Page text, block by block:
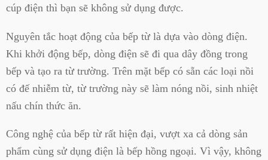
cúp điện thì bạn sẽ không sử dụng được.
Nguyên tắc hoạt động của bếp từ là dựa vào dòng điện.
Khi khởi động bếp, dòng điện sẽ đi qua dây đồng trong
bếp và tạo ra từ trường. Trên mặt bếp có sẵn các loại nồi
có đế nhiễm từ, từ trường này sẽ làm nóng nồi, sinh nhiệt
nấu chín thức ăn.
Công nghệ của bếp từ rất hiện đại, vượt xa cả dòng sản
phẩm cùng sử dụng điện là bếp hồng ngoại. Vì vậy, không